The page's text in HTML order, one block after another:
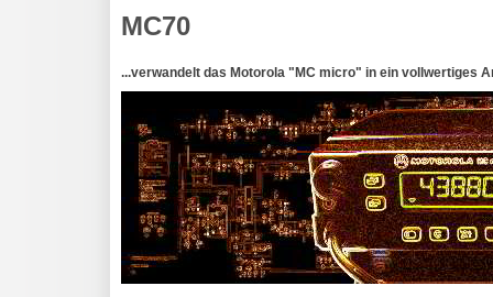
MC70
...verwandelt das Motorola "MC micro" in ein vollwertiges